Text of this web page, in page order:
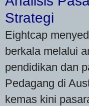
Strategi
Eightcap
berkala melalui
pendidikan dan
Pedagang di
kemas kini